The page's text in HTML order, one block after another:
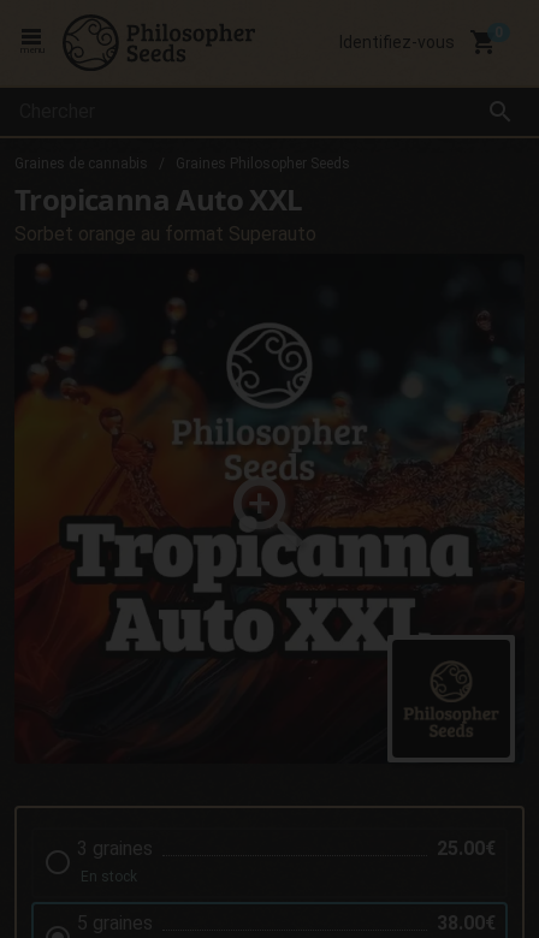
search
Identifiez-vous local_grocery_store
Graines de cannabis Graines Philosopher Seeds
Tropicanna Auto XXL
Sorbet orange au format Superauto
3 graines 25.00€
En stock
5 graines 38.00€